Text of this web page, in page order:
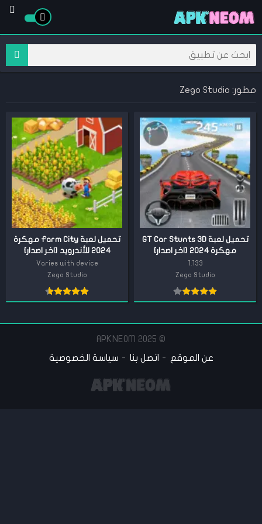
مطور: Zego Studio
تحميل لعبة GT Car Stunts 3D
مهكرة 2024 {اخر اصدار}
1.133
Zego Studio
تحميل لعبة Farm City مهكرة
2024 للأندرويد {اخر اصدار}
Varies with device
Zego Studio
© 2025 APKNEOM
عن الموقع
اتصل بنا سياسة الخصوصية